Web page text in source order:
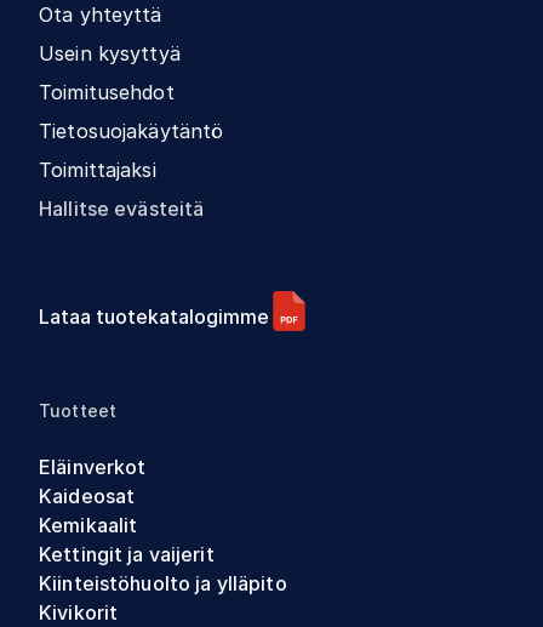
Ota yhteyttä
Usein kysyttyä
Toimitusehdot
Tietosuojakäytäntö
Toimittajaksi
Hallitse evästeitä
Lataa tuotekatalogimme
Tuotteet
Eläinverkot
Kaideosat
Kemikaalit
Kettingit ja vaijerit
Kiinteistöhuolto ja ylläpito
Kivikorit